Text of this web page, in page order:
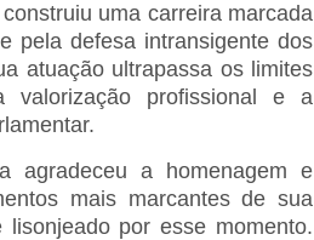
uma carreira marcada
pela defesa intransigente dos
atuação ultrapassa os limites
valorização profissional e a
agradeceu a homenagem e
mais marcantes de sua
por esse momento.